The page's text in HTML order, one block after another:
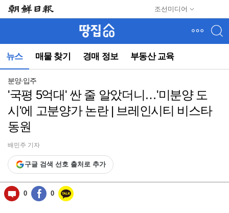
조선미디어
뉴스 매물 찾기 경매 정보 부동산 교육
뉴
(컨
분양·입주
'국평 5억대' 싼 줄 알았더니…'미분양 도
시'에 고분양가 논란 | 브레인시티 비스타
동원
배민주 기자
구글 검색 선호 출처로 추가
0 0